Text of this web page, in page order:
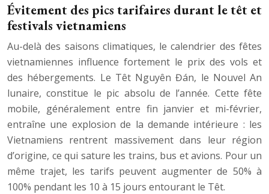
Évitement des pics tarifaires durant le têt et
festivals vietnamiens
Au-delà des saisons climatiques, le calendrier des fêtes
vietnamiennes influence fortement le prix des vols et
des hébergements. Le Têt Nguyên Đán, le Nouvel An
lunaire, constitue le pic absolu de l’année. Cette fête
mobile, généralement entre fin janvier et mi-février,
entraîne une explosion de la demande intérieure : les
Vietnamiens rentrent massivement dans leur région
d’origine, ce qui sature les trains, bus et avions. Pour un
même trajet, les tarifs peuvent augmenter de 50% à
100% pendant les 10 à 15 jours entourant le Têt.